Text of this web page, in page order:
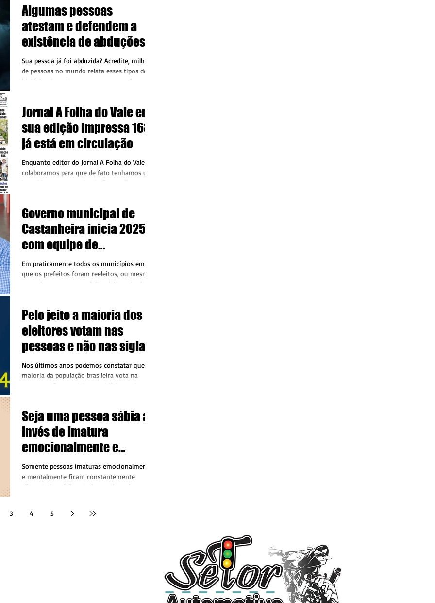
Algumas pessoas
atestam e defendem a
existência de abduções
por alienígenas
Sua pessoa já foi abduzida? Acredite, milhões
de pessoas no mundo relata esses tipos de
histórias. Imagina uma pessoa que diz que
Jornal A Folha do Vale em
sua edição impressa 168
já está em circulação
Enquanto editor do Jornal A Folha do Vale,
colaboramos para que de fato tenhamos um
jornal impresso em circulação em diversos
Governo municipal de
Castanheira inicia 2025
com equipe de
secretários veteranos
Em praticamente todos os municípios em
que os prefeitos foram reeleitos, ou mesmo
naqueles em que o prefeito eleito veio da
Pelo jeito a maioria dos
eleitores votam nas
pessoas e não nas siglas
partidárias
Nos últimos anos podemos constatar que a
maioria da população brasileira vota na
pessoa e não nas siglas partidárias, pois o
Seja uma pessoa sábia ao
invés de imatura
emocionalmente e
mentalmente
Somente pessoas imaturas emocionalmente
e mentalmente ficam constantemente
alimentado o ódio e todos os tipos de
3
4 5